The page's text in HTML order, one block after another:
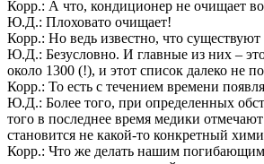
Корр.: А что, кондиционер не очищает
Ю.Д.: Плоховато очищает!
Корр.: Но ведь известно, что
Ю.Д.: Безусловно. И главные из них –
около 1300 (!), и этот список далеко не
Корр.: То есть с течением времени
Ю.Д.: Более того, при определенных
того в последнее время медики
становится не какой-то конкретный
Корр.: Что же делать нашим погибающим